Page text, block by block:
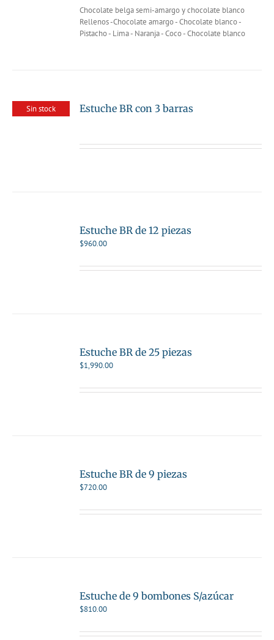
Chocolate belga semi-amargo y chocolate blanco
Rellenos -Chocolate amargo - Chocolate blanco -
Pistacho - Lima - Naranja - Coco - Chocolate blanco
Sin stock Estuche BR con 3 barras
Estuche BR de 12 piezas
$960.00
Estuche BR de 25 piezas
$1,990.00
Estuche BR de 9 piezas
$720.00
Estuche de 9 bombones S/azúcar
$810.00